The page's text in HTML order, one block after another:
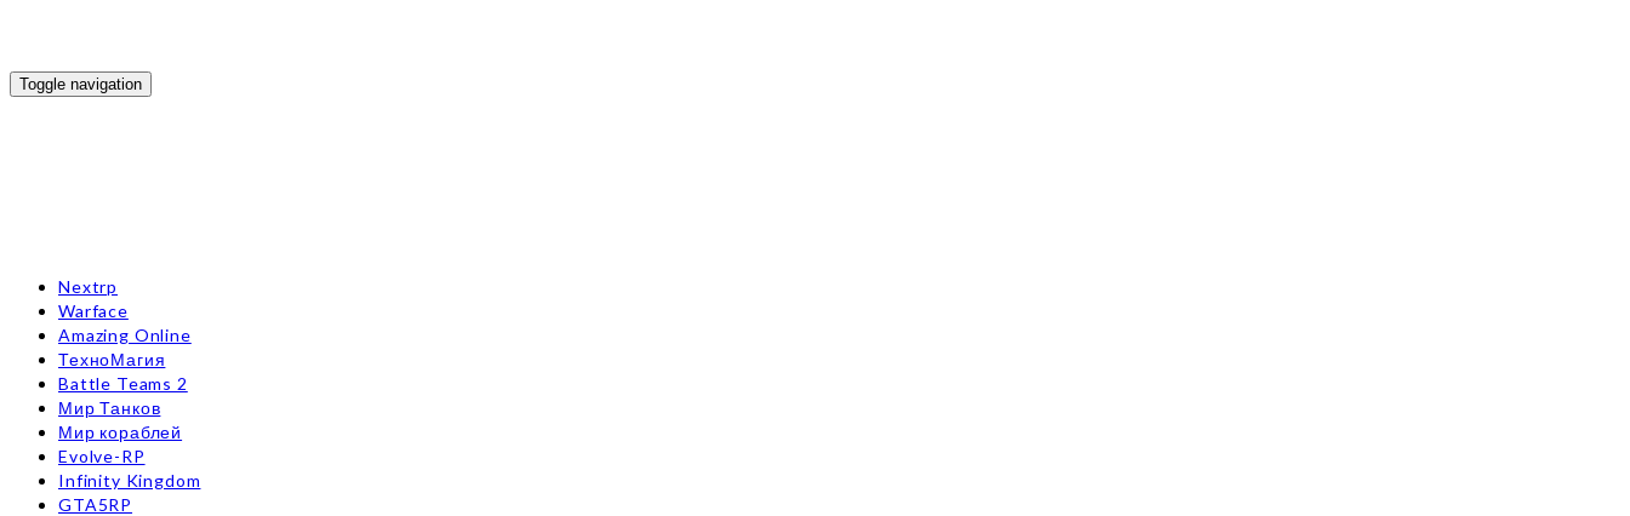
Toggle navigation
Nextrp
Warface
Amazing Online
ТехноМагия
Battle Teams 2
Мир Танков
Мир кораблей
Evolve-RP
Infinity Kingdom
GTA5RP